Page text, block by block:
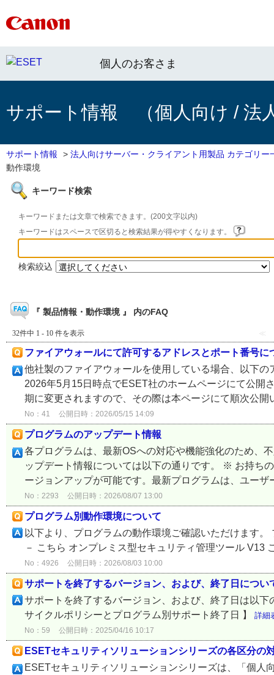
個人のお客さま
サポート情報 （個人向け / 法
サポート情報 > 法人向けサーバー・クライアント用製品 カテゴリー
動作環境
キーワード検索
キーワードまたは文章で検索できます。(200文字以内)
キーワードはスペースで区切ると検索結果が得やすくなります。
検索絞込
『 製品情報・動作環境 』 内のFAQ
32件中 1 - 10 件を表示 ≪
ファイアウォールにて許可するアドレスとポート番号に
他社製のファイアウォールを使用している場合、以下
2026年5月15日時点でESET社のホームページにて公開
期に変更されますので、その際は本ページにて順次公開
No：41 公開日時：2026/05/15 14:09
プログラムのアップデート情報
各プログラムは、最新OSへの対応や機能強化のため、
ップデート情報については以下の通りです。 ※ お持ち
ージョンアップが可能です。最新プログラムは、ユー
No：2293 公開日時：2026/08/07 13:00
プログラム別動作環境について
以下より、プログラムの動作環境ご確認いただけます
－ こちら オンプレミス型セキュリティ管理ツール V13
No：4926 公開日時：2026/08/03 10:00
サポートを終了するバージョン、および、終了日につい
サポートを終了するバージョン、および、終了日は以
サイクルポリシーとプログラム別サポート終了日 】 詳細
No：59 公開日時：2025/04/16 10:17
ESETセキュリティソリューションシリーズの各区分の
ESETセキュリティソリューションシリーズは、「個